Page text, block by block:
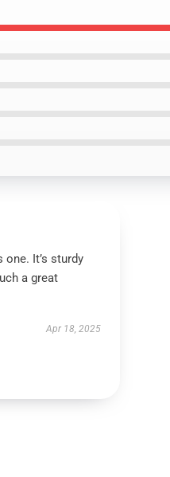
It’s sturdy
a great
Apr 18, 2025